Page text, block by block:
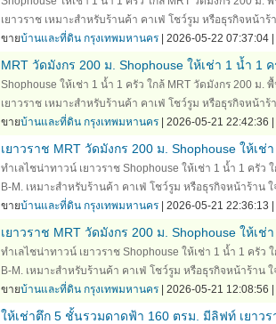
เยาวราช เหมาะสำหรับร้านค้า คาเฟ่ โชว์รูม หรือธุรกิจหน้าร้
ขายบ้านและที่ดิน กรุงเทพมหานคร| 2026-05-22 07:37:04 |
MRT วัดมังกร 200 ม. Shophouse ให้เช่า 1 น้ำ 1
Shophouse ให้เช่า 1 น้ำ 1 ครัว ใกล้ MRT วัดมังกร 200 ม.
เยาวราช เหมาะสำหรับร้านค้า คาเฟ่ โชว์รูม หรือธุรกิจหน้าร้
ขายบ้านและที่ดิน กรุงเทพมหานคร| 2026-05-21 22:42:36 |
เยาวราช MRT วัดมังกร 200 ม. Shophouse ให้เช่
ทำเลไชน่าทาวน์ เยาวราช Shophouse ให้เช่า 1 น้ำ 1 ครัว
B-M. เหมาะสำหรับร้านค้า คาเฟ่ โชว์รูม หรือธุรกิจหน้าร้าน ใ
ขายบ้านและที่ดิน กรุงเทพมหานคร| 2026-05-21 22:36:13 |
เยาวราช MRT วัดมังกร 200 ม. Shophouse ให้เช่
ทำเลไชน่าทาวน์ เยาวราช Shophouse ให้เช่า 1 น้ำ 1 ครัว
B-M. เหมาะสำหรับร้านค้า คาเฟ่ โชว์รูม หรือธุรกิจหน้าร้าน ใ
ขายบ้านและที่ดิน กรุงเทพมหานคร| 2026-05-21 12:08:56 |
ให้เช่าตึก 5 ชั้นรวมดาดฟ้า 160 ตรม. มีลิฟท์ เยาว